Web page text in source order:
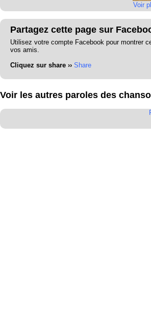
Voir
Partagez cette page sur
Utilisez votre compte Facebook pour montrer
vos amis.
Cliquez sur share ›› Share
Voir les autres paroles des